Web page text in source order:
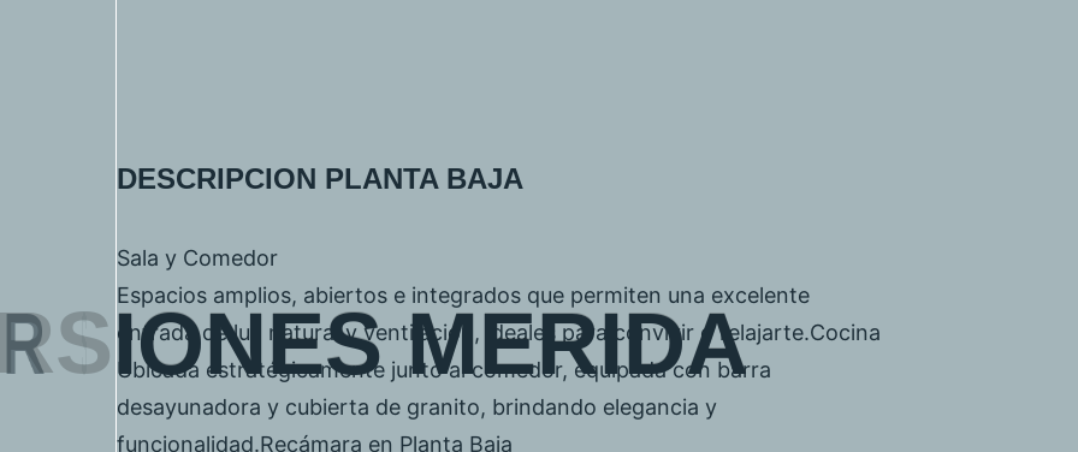
RSIONES MERIDA
DESCRIPCION PLANTA BAJA
Sala y Comedor
Espacios amplios, abiertos e integrados que permiten una excelente
entrada de luz natural y ventilación, ideales para convivir o relajarte.Cocina
Ubicada estratégicamente junto al comedor, equipada con barra
desayunadora y cubierta de granito, brindando elegancia y
funcionalidad.Recámara en Planta Baja